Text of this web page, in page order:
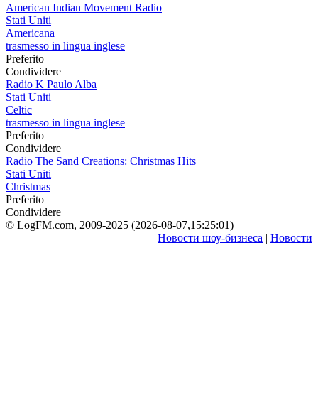
American Indian Movement Radio
Stati Uniti
Americana
trasmesso in lingua inglese
Preferito
Condividere
Radio K Paulo Alba
Stati Uniti
Celtic
trasmesso in lingua inglese
Preferito
Condividere
Radio The Sand Creations: Christmas Hits
Stati Uniti
Christmas
Preferito
Condividere
© LogFM.com, 2009-2025 (2026-08-07,15:25:01)
Новости шоу-бизнеса | Новости